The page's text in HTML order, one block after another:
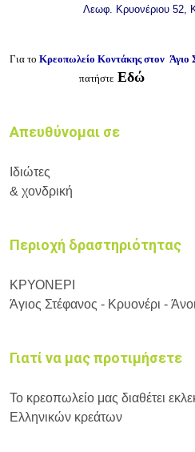
Λεωφ. Κρυονέριου 52 ,
Για το Κρεοπωλείο Κοντάκης στον Άγιο
πατήστε Εδώ
Απευθύνομαι σε
Ιδιώτες
& χονδρική
Περιοχή δραστηριότητας
ΚΡΥΟΝΕΡΙ
Άγιος Στέφανος - Κρυονέρι -
Γιατί να μας προτιμήσετε
Το κρεοπωλείο μας διαθέτει
Ελληνικών κρεάτων